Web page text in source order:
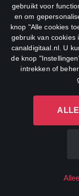
gebruikt voor
en om
knop "Alle cookies
gebruik van cookies
canaldigitaal.nl. U
de knop
intrekken of